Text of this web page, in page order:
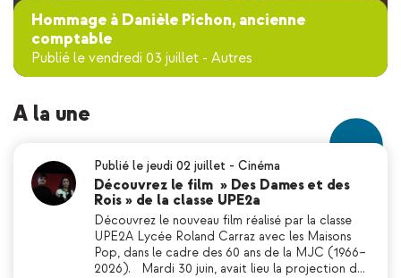
Hommage à Danièle Pichon, ancienne
comptable
Publié le vendredi 03 juillet - Autres
A la une
Publié le jeudi 02 juillet - Cinéma
Découvrez le film » Des Dames et des
Rois » de la classe UPE2a
Découvrez le nouveau film réalisé par la classe
UPE2A Lycée Roland Carraz avec les Maisons
Pop, dans le cadre des 60 ans de la MJC (1966–
2026). Mardi 30 juin, avait lieu la projection d…